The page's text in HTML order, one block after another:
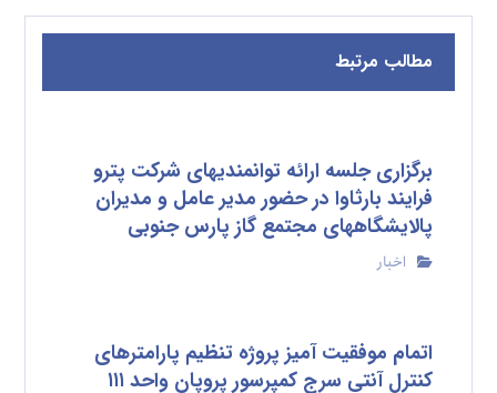
مطالب مرتبط
برگزاری جلسه ارائه توانمندیهای شرکت پترو
فرایند بارثاوا در حضور مدیر عامل و مدیران
پالایشگاههای مجتمع گاز پارس جنوبی
اخبار
اتمام موفقیت آمیز پروژه تنظیم پارامترهای
کنترل آنتی سرج کمپرسور پروپان واحد ۱۱۱